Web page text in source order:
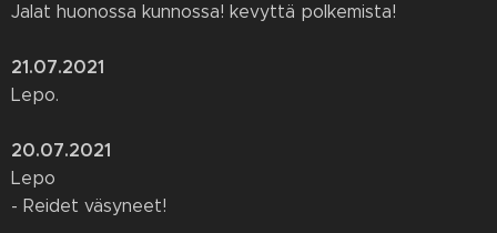
Jalat huonossa kunnossa! kevyttä polkemista!
21.07.2021
Lepo.
20.07.2021
Lepo
- Reidet väsyneet!